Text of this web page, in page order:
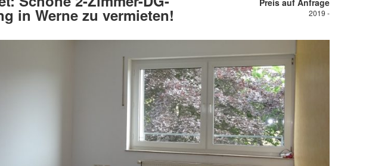
in Werne zu vermieten!
Preis auf Anfrage
2019 -